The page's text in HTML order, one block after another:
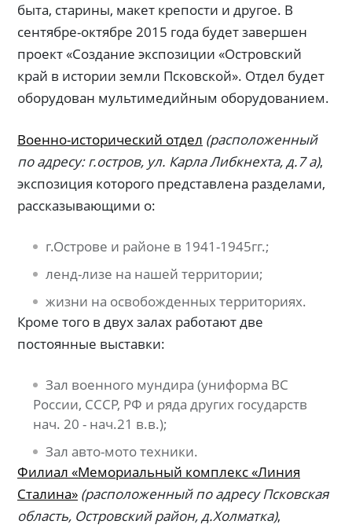
быта, старины, макет крепости и другое. В
сентябре-октябре 2015 года будет завершен
проект «Создание экспозиции «Островский
край в истории земли Псковской». Отдел будет
оборудован мультимедийным оборудованием.
Военно-исторический отдел (расположенный
по адресу: г.остров, ул. Карла Либкнехта, д.7 а),
экспозиция которого представлена разделами,
рассказывающими о:
г.Острове и районе в 1941-1945гг.;
ленд-лизе на нашей территории;
жизни на освобожденных территориях.
Кроме того в двух залах работают две
постоянные выставки:
Зал военного мундира (униформа ВС
России, СССР, РФ и ряда других государств
нач. 20 - нач.21 в.в.);
Зал авто-мото техники.
Филиал «Мемориальный комплекс «Линия
Сталина» (расположенный по адресу Псковская
область, Островский район, д.Холматка),